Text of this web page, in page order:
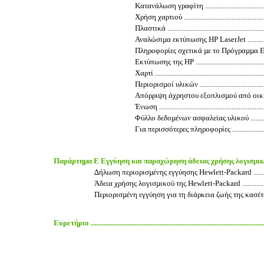
Κατανάλωση γραφίτη
Χρήση χαρτιού
Πλαστικά
Αναλώσιµα εκτύπωσης HP LaserJet
Πληροφορίες σχετικά µε το
Εκτύπωσης της HP
Χαρτί
Περιορισµοί υλικών
Απόρριψη άχρηστου εξοπλισµού από
Ένωση
Φύλλο δεδοµένων ασφαλείας υλικού
Για περισσότερες πληροφορίες
Παράρτηµα Ε Εγγύηση και παραχώρηση άδειας χρήσης
∆ήλωση περιορισµένης εγγύησης Hewlett-Packard
Άδεια χρήσης λογισµικού της Hewlett-Packard
Περιορισµένη εγγύηση για τη διάρκεια ζωής της
Ευρετήριο